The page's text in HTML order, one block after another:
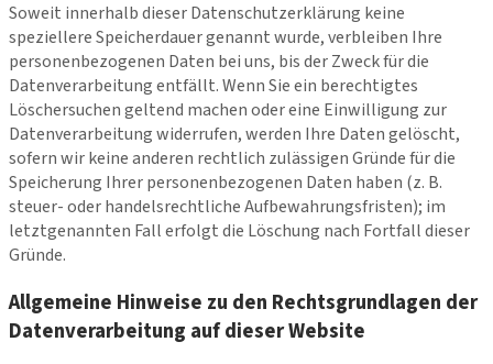
Soweit innerhalb dieser Datenschutzerklärung keine
speziellere Speicherdauer genannt wurde, verbleiben Ihre
personenbezogenen Daten bei uns, bis der Zweck für die
Datenverarbeitung entfällt. Wenn Sie ein berechtigtes
Löschersuchen geltend machen oder eine Einwilligung zur
Datenverarbeitung widerrufen, werden Ihre Daten gelöscht,
sofern wir keine anderen rechtlich zulässigen Gründe für die
Speicherung Ihrer personenbezogenen Daten haben (z. B.
steuer- oder handelsrechtliche Aufbewahrungsfristen); im
letztgenannten Fall erfolgt die Löschung nach Fortfall dieser
Gründe.
Allgemeine Hinweise zu den Rechtsgrundlagen der
Datenverarbeitung auf dieser Website